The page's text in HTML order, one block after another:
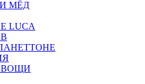
МЁД
LUCA